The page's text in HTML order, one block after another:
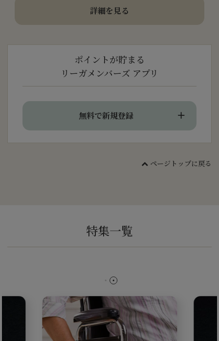
詳細を見る
ポイントが貯まる
リーガメンバーズ アプリ
無料で新規登録
ページトップに戻る
特集一覧